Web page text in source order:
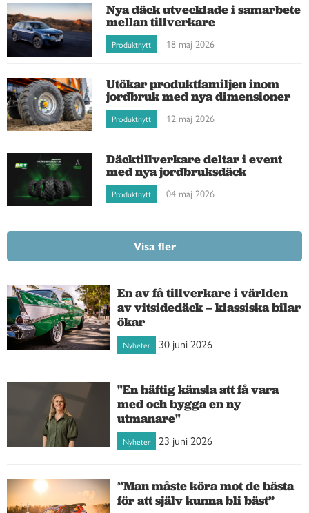
Nya däck utvecklade i samarbete
mellan tillverkare
Produktnytt 18 maj 2026
Utökar produktfamiljen inom
jordbruk med nya dimensioner
Produktnytt 12 maj 2026
Däcktillverkare deltar i event
med nya jordbruksdäck
Produktnytt 04 maj 2026
Visa fler
En av få tillverkare i världen
av vitsidedäck – klassiska bilar
ökar
Nyheter 30 juni 2026
"En häftig känsla att få vara
med och bygga en ny
utmanare"
Nyheter 23 juni 2026
”Man måste köra mot de bästa
för att själv kunna bli bäst”